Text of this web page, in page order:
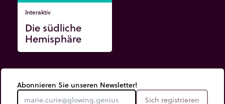
Interaktiv
Die südliche
Hemisphäre
Abonnieren Sie unseren Newsletter!
Sich registrieren